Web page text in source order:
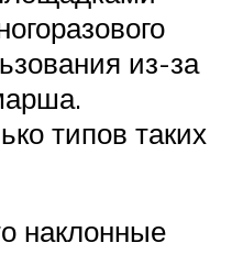
из-за
типов таких
наклонные